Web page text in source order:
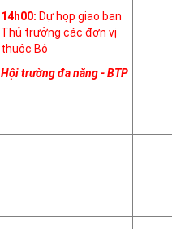
14h00: Dự họp giao ban
Thủ trưởng các đơn vị
thuộc Bộ
Hội trường đa năng - BTP